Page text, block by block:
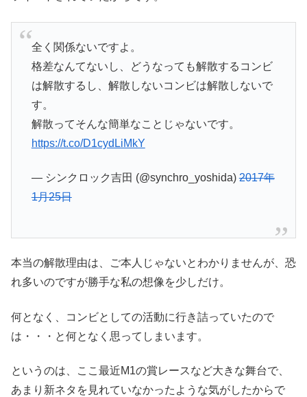
全く関係ないですよ。
格差なんてないし、どうなっても解散するコンビ
は解散するし、解散しないコンビは解散しないで
す。
解散ってそんな簡単なことじゃないです。
https://t.co/D1cydLiMkY
— シンクロック吉田 (@synchro_yoshida)2017年
1月25日
本当の解散理由は、ご本人じゃないとわかりませんが、恐
れ多いのですが勝手な私の想像を少しだけ。
何となく、コンビとしての活動に行き詰っていたので
は・・・と何となく思ってしまいます。
というのは、ここ最近M1の賞レースなど大きな舞台で、
あまり新ネタを見れていなかったような気がしたからで